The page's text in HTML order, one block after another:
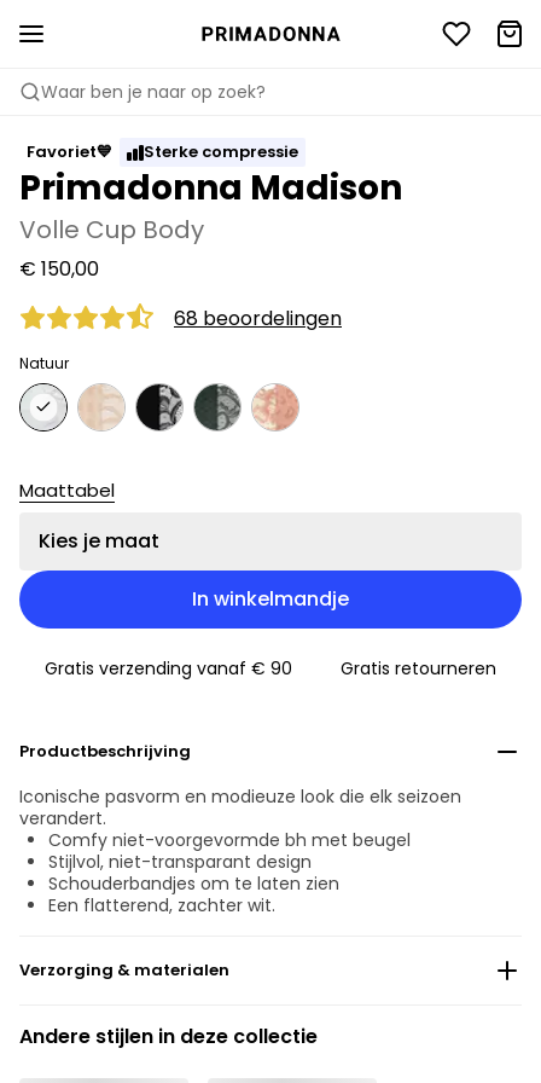
Waar ben je naar op zoek?
Favoriet💙 Sterke compressie
Primadonna Madison
Volle Cup Body
€ 150,00
68 beoordelingen
Natuur
Maattabel
Kies je maat
In winkelmandje
Gratis verzending vanaf € 90 Gratis retourneren
Productbeschrijving
Iconische pasvorm en modieuze look die elk seizoen
verandert.
Comfy niet-voorgevormde bh met beugel
Stijlvol, niet-transparant design
Schouderbandjes om te laten zien
Een flatterend, zachter wit.
Verzorging & materialen
Geen professionele reiniging
Niet trommeldrogen
Andere stijlen in deze collectie